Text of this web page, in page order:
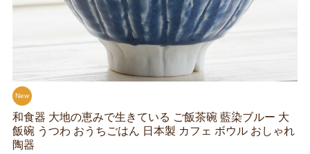
New
和食器 大地の恵みで生きている ご飯茶碗 藍染ブルー 大
飯碗 うつわ おうちごはん 日本製 カフェ ボウル おしゃれ
陶器